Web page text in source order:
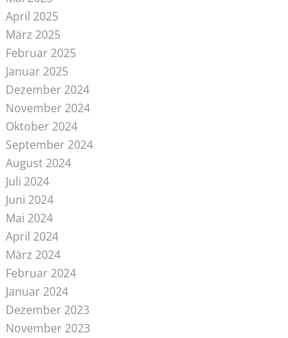
April 2025
März 2025
Februar 2025
Januar 2025
Dezember 2024
November 2024
Oktober 2024
September 2024
August 2024
Juli 2024
Juni 2024
Mai 2024
April 2024
März 2024
Februar 2024
Januar 2024
Dezember 2023
November 2023